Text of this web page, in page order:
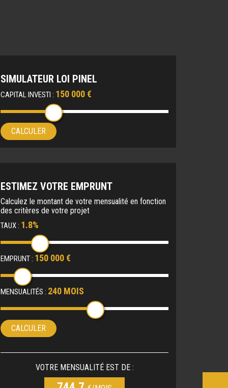
SIMULATEUR LOI PINEL
CAPITAL INVESTI : 150 000 €
CALCULER
ESTIMEZ VOTRE EMPRUNT
Calculez le montant de votre mensualité en fonction
des critères de votre projet
TAUX : 1.8%
EMPRUNT : 150 000 €
MENSUALITÉS : 240 MOIS
CALCULER
VOTRE MENSUALITÉ EST DE :